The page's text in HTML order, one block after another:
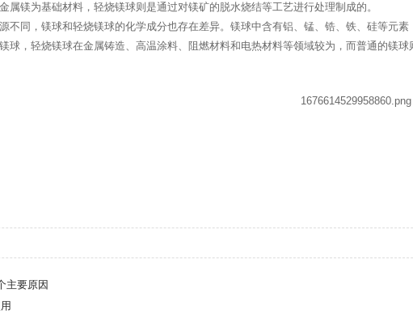
属镁为基础材料，轻烧镁球则是通过对镁矿的脱水烧结等工艺进行处理制成的。
不同，镁球和轻烧镁球的化学成分也存在差异。镁球中含有铝、锰、锆、铁、硅等元素
球，轻烧镁球在金属铸造、高温涂料、阻燃材料和电热材料等领域较为，而普通的镁
主要原因